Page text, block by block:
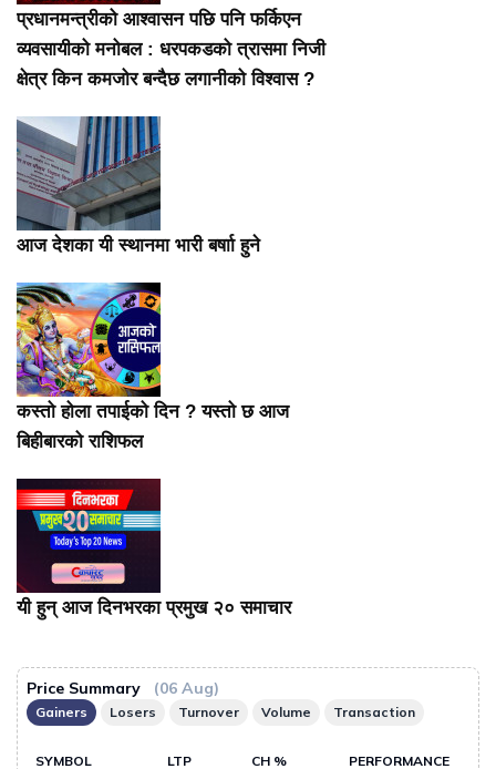
प्रधानमन्त्रीको आश्वासन पछि पनि फर्किएन
व्यवसायीको मनोबल : धरपकडको त्रासमा निजी
क्षेत्र किन कमजोर बन्दैछ लगानीको विश्वास ?
आज देशका यी स्थानमा भारी बर्षाा हुने
कस्तो होला तपाईको दिन ? यस्तो छ आज
बिहीबारको राशिफल
यी हुन् आज दिनभरका प्रमुख २० समाचार